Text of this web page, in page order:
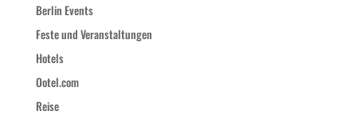
Berlin Events
Feste und Veranstaltungen
Hotels
Ootel.com
Reise